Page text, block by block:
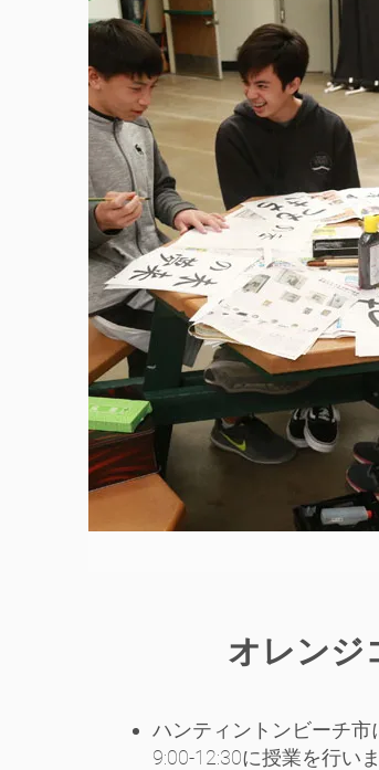
オレンジ
ハンティントンビーチ市
9:00-12:30に授業を行いま